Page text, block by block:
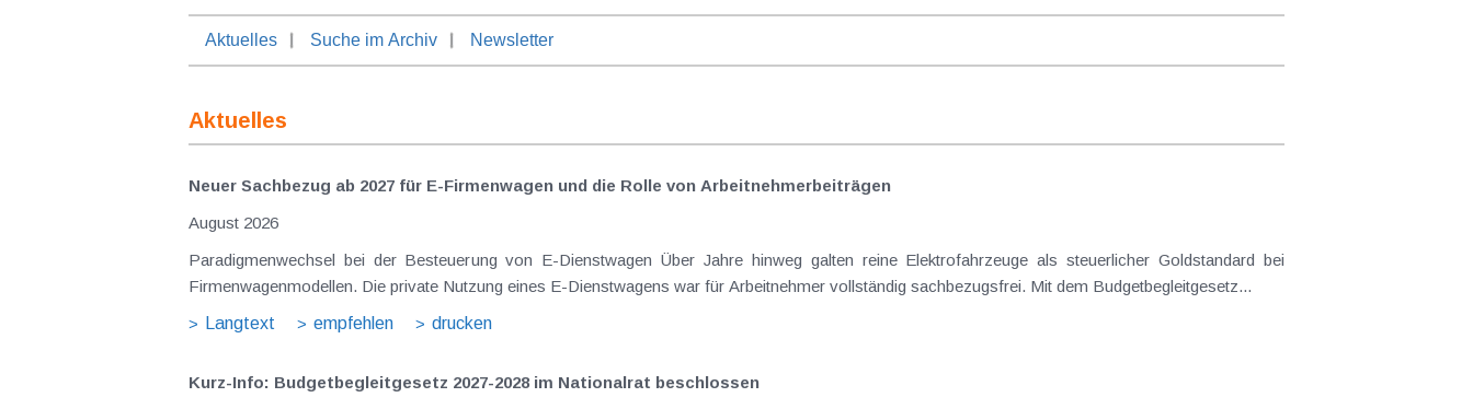
Aktuelles Suche im Archiv Newsletter
Aktuelles
Neuer Sachbezug ab 2027 für E-Firmenwagen und die Rolle von Arbeitnehmer​­beiträgen
August 2026
Paradigmenwechsel bei der Besteuerung von E-Dienstwagen Über Jahre hinweg galten reine Elektrofahrzeuge als steuerlicher Goldstandard bei
Firmenwagenmodellen. Die private Nutzung eines E-Dienstwagens war für Arbeitnehmer vollständig sachbezugsfrei. Mit dem Budgetbegleitgesetz...
Langtext
empfehlen drucken
Kurz-Info: Budgetbegleitgesetz 2027-2028 im Nationalrat beschlossen